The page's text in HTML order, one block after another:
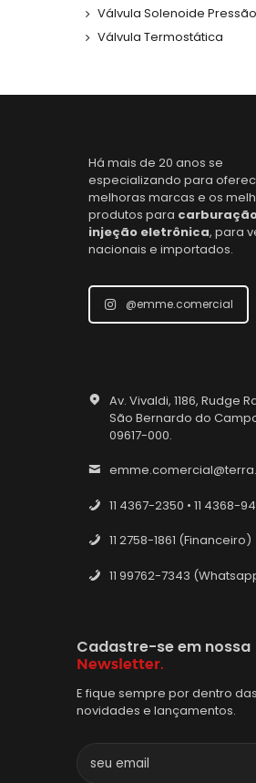
Válvula Solenoide
Válvula Termostática
Há mais de 20 anos se
especializando para
melhoras marcas e os
produtos para
injeção eletrônica, para
nacionais e importados.
@emme.comercial
Av. Vivaldi, 1186, Rudge
São Bernardo do
09617-000.
11 4367-2350 • 11 4368-
11 2758-1861 (Financeiro)
11 99762-7343
Cadastre-se em nossa
Newsletter.
E fique sempre por dentro
novidades e lançamentos.